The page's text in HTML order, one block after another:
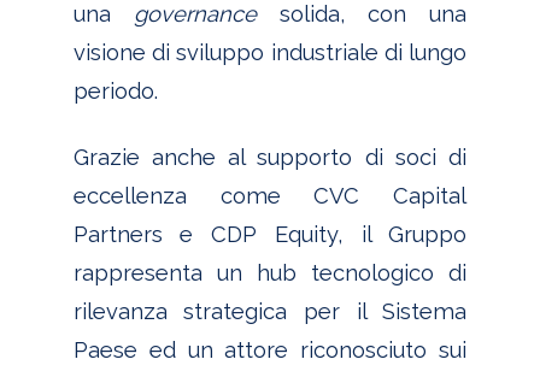
una governancesolida, con una
visione di sviluppo industriale di lungo
periodo.
Grazie anche al supporto di soci di
eccellenza come CVC Capital
Partners e CDP Equity, il Gruppo
rappresenta un hub tecnologico di
rilevanza strategica per il Sistema
Paese ed un attore riconosciuto sui